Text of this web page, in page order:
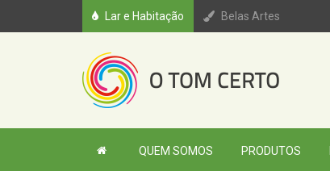
Lar e Habitação Belas Artes
QUEM SOMOS PRODUTOS